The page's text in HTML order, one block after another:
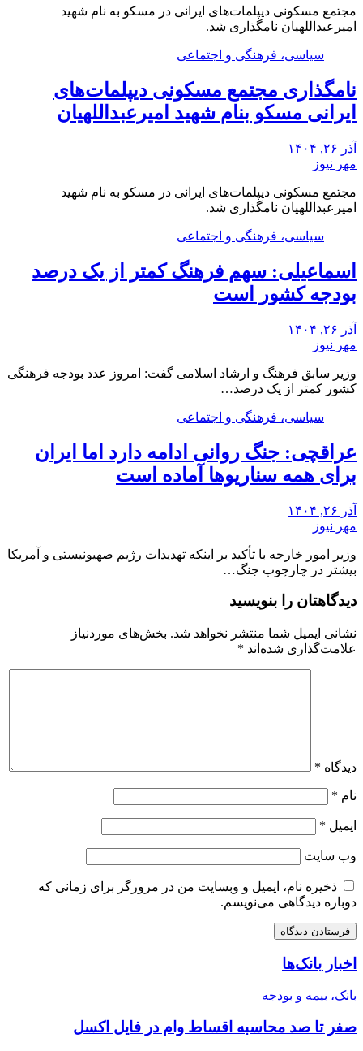
مجتمع مسکونی دیپلمات‌های ایرانی در مسکو به نام شهید
امیرعبداللهیان نامگذاری شد.
سیاسی، فرهنگی و اجتماعی
نامگذاری مجتمع مسکونی دیپلمات‌های
ایرانی مسکو بنام شهید امیرعبداللهیان
آذر ۲۶, ۱۴۰۴
مهر نیوز
مجتمع مسکونی دیپلمات‌های ایرانی در مسکو به نام شهید
امیرعبداللهیان نامگذاری شد.
سیاسی، فرهنگی و اجتماعی
اسماعیلی: سهم فرهنگ کمتر از یک درصد
بودجه کشور است
آذر ۲۶, ۱۴۰۴
مهر نیوز
وزیر سابق فرهنگ و ارشاد اسلامی گفت: امروز عدد بودجه فرهنگی
کشور کمتر از یک درصد…
سیاسی، فرهنگی و اجتماعی
عراقچی: جنگ روانی ادامه دارد اما ایران
برای همه سناریوها آماده است
آذر ۲۶, ۱۴۰۴
مهر نیوز
وزیر امور خارجه با تأکید بر اینکه تهدیدات رژیم صهیونیستی و آمریکا
بیشتر در چارچوب جنگ…
دیدگاهتان را بنویسید
نشانی ایمیل شما منتشر نخواهد شد. بخش‌های موردنیاز
علامت‌گذاری شده‌اند *
دیدگاه *
نام *
ایمیل *
وب‌ سایت
ذخیره نام، ایمیل و وبسایت من در مرورگر برای زمانی که
دوباره دیدگاهی می‌نویسم.
اخبار بانک‌ها
بانک، بیمه و بودجه
صفر تا صد محاسبه اقساط وام در فایل اکسل